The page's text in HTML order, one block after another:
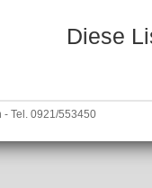
Diese
- Tel. 0921/553450